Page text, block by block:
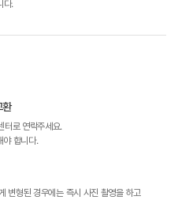
다.
환
터로 연락주세요.
야 합니다.
변형된 경우에는 즉시 사진 촬영을 하고